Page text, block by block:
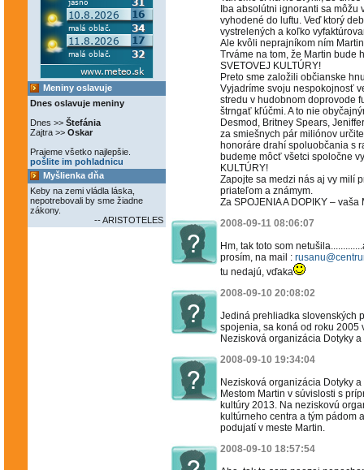
Meniny oslavuje
Dnes oslavuje meniny
Dnes >> Štefánia
Zajtra >> Oskar
Prajeme všetko najlepšie.
pošlite im pohladnicu
Myšlienka dňa
Keby na zemi vládla láska,
nepotrebovali by sme žiadne
zákony.
-- ARISTOTELES
Iba absolútni ignoranti sa
vyhodené do luftu. Veď ktorý
vystrelených a koľko
Ale kvôli neprajníkom ním
Trváme na tom, že Martin bude
SVETOVEJ KULTÚRY!
Preto sme založili občianske
Vyjadríme svoju nespokojnosť
stredu v hudobnom doprovode
štrngať kľúčmi. A to nie
Desmod, Britney Spears,
za smiešnych pár miliónov
honoráre drahí spoluobčania s
budeme môcť všetci spoločne
KULTÚRY!
Zapojte sa medzi nás aj vy milí
priateľom a známym.
Za SPOJENIA A DOPIKY – vaša
2008-09-11 08:06:07
Hm, tak toto som
prosím, na mail :
tu nedajú, vďaka
2008-09-10 20:08:02
Jediná prehliadka slovenských
spojenia, sa koná od roku 2005
Nezisková organizácia Dotyky
2008-09-10 19:34:04
Nezisková organizácia Dotyky
Mestom Martin v súvislosti s
kultúry 2013. Na neziskovú
kultúrneho centra a tým pádom
podujatí v meste Martin.
2008-09-10 18:57:54